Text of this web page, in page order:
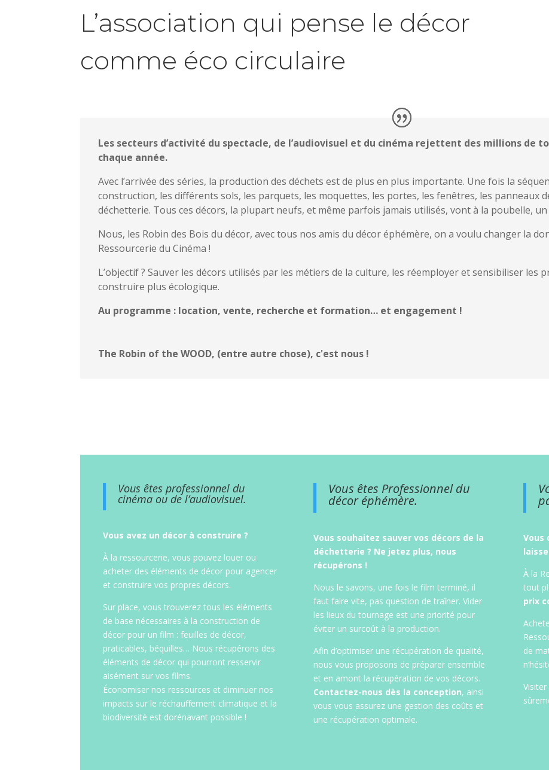
L’association qui pense le décor
comme éco circulaire
Les secteurs d’activité du spectacle, de l’audiovisuel et du cinéma rejettent des millions de
chaque année.
Avec l’arrivée des séries, la production des déchets est de plus en plus importante. Une fois la
construction, les différents sols, les parquets, les moquettes, les portes, les fenêtres, les panneaux
déchetterie. Tous ces décors, la plupart neufs, et même parfois jamais utilisés, vont à la poubelle,
Nous, les Robin des Bois du décor, avec tous nos amis du décor éphémère, on a voulu changer la
Ressourcerie du Cinéma !
L’objectif ? Sauver les décors utilisés par les métiers de la culture, les réemployer et sensibiliser les
construire plus écologique.
Au programme : location, vente, recherche et formation… et engagement !
The Robin of the WOOD, (entre autre chose), c'est nous !
Vous êtes professionnel du
cinéma ou de l’audiovisuel.
Vous avez un décor à construire ?
À la ressourcerie, vous pouvez louer ou
acheter des éléments de décor pour agencer
et construire vos propres décors.
Sur place, vous trouverez tous les éléments
de base nécessaires à la construction de
décor pour un film : feuilles de décor,
praticables, béquilles… Nous récupérons des
éléments de décor qui pourront resservir
aisément sur vos films.
Économiser nos ressources et diminuer nos
impacts sur le réchauffement climatique et la
biodiversité est dorénavant possible !
Vous êtes Professionnel du
décor éphémère.
Vous souhaitez sauver vos décors de la
déchetterie ? Ne jetez plus, nous
récupérons !
Nous le savons, une fois le film terminé, il
faut faire vite, pas question de traîner. Vider
les lieux du tournage est une priorité pour
éviter un surcoût à la production.
Afin d’optimiser une récupération de qualité,
nous vous proposons de préparer ensemble
et en amont la récupération de vos décors.
Contactez-nous dès la conception, ainsi
vous vous assurez une gestion des coûts et
une récupération optimale.
Vous
À la
tout
prix
de